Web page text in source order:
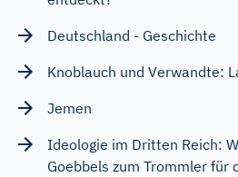
Deutschland - Geschichte
Knoblauch und Verwandte:
Jemen
Ideologie im Dritten Reich:
Goebbels zum Trommler für